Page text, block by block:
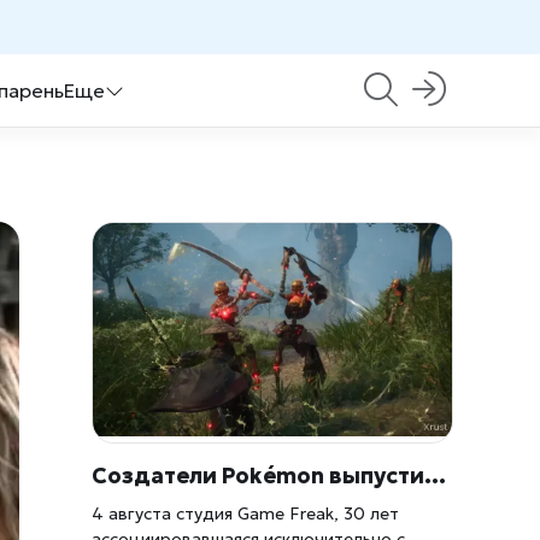
Еще
Создатели Pokémon выпустили первую игру без покемонов
4 августа студия Game Freak, 30 лет